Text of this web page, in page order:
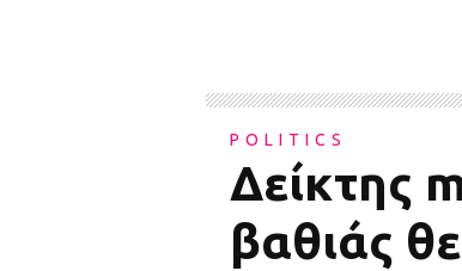
POLITICS
Δείκτης
βαθιάς